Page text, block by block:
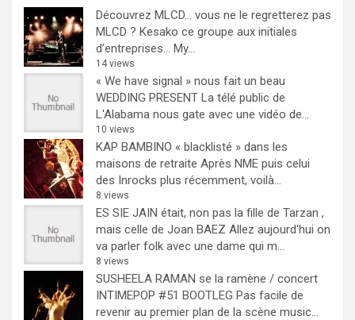
Découvrez MLCD… vous ne le regretterez pas
MLCD ? Kesako ce groupe aux initiales
d’entreprises… My...
14 views
« We have signal » nous fait un beau
WEDDING PRESENT La télé public de
L'Alabama nous gate avec une vidéo de...
10 views
KAP BAMBINO « blacklisté » dans les
maisons de retraite Après NME puis celui
des Inrocks plus récemment, voilà...
8 views
ES SIE JAIN était, non pas la fille de Tarzan ,
mais celle de Joan BAEZ Allez aujourd'hui on
va parler folk avec une dame qui m...
8 views
SUSHEELA RAMAN se la ramène / concert
INTIMEPOP #51 BOOTLEG Pas facile de
revenir au premier plan de la scène music...